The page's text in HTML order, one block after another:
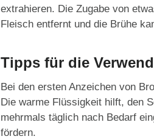
extrahieren. Die Zugabe von
Fleisch entfernt und die Brühe
Tipps für die
Bei den ersten Anzeichen von
Die warme Flüssigkeit hilft, den
mehrmals täglich nach Bedarf
fördern.